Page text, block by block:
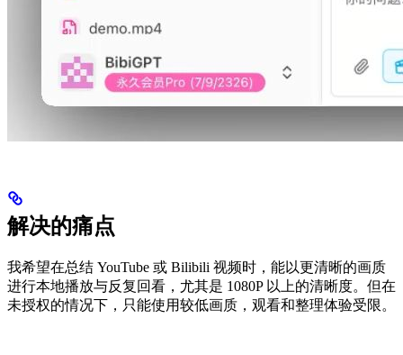
解决的痛点
我希望在总结 YouTube 或 Bilibili 视频时，能以更清晰的画质
进行本地播放与反复回看，尤其是 1080P 以上的清晰度。但在
未授权的情况下，只能使用较低画质，观看和整理体验受限。